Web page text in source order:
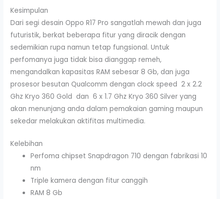
Kesimpulan
Dari segi desain Oppo R17 Pro sangatlah mewah dan juga
futuristik, berkat beberapa fitur yang diracik dengan
sedemikian rupa namun tetap fungsional. Untuk
perfomanya juga tidak bisa dianggap remeh,
mengandalkan kapasitas RAM sebesar 8 Gb, dan juga
prosesor besutan Qualcomm dengan clock speed 2 x 2.2
Ghz Kryo 360 Gold dan 6 x 1.7 Ghz Kryo 360 Silver yang
akan menunjang anda dalam pemakaian gaming maupun
sekedar melakukan aktifitas multimedia.
Kelebihan
Perfoma chipset Snapdragon 710 dengan fabrikasi 10
nm
Triple kamera dengan fitur canggih
RAM 8 Gb